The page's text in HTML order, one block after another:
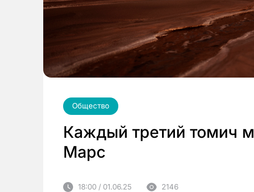
Общество
Каждый третий томич
Марс
18:00 / 01.06.25 2146